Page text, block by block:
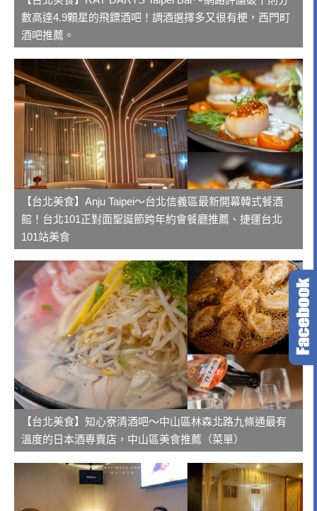
數高達4.9顆星的飛鏢酒吧！調酒選擇多又很有梗，西門町
酒吧推薦。
【台北美食】Anju Taipei～台北信義區最新開幕韓式餐酒
館！台北101正對面聖誕節跨年約會餐廳推薦、捷運台北
101站美食
【台北美食】知心寮清酒吧～中山區林森北路九條通最有
溫度的日本酒專賣店，中山區美食推薦（菜單）